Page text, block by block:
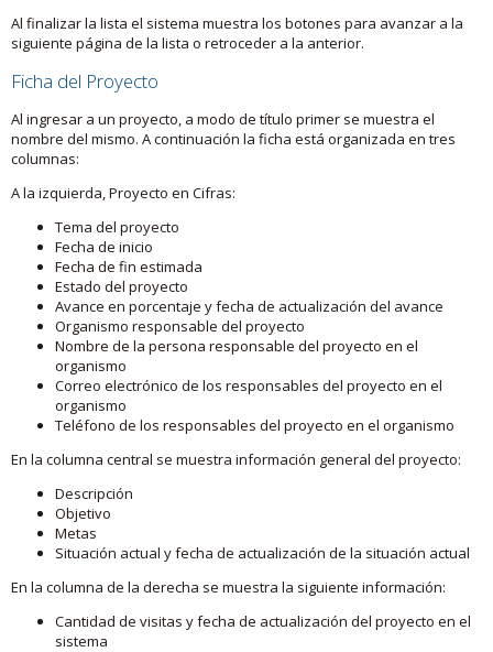
Al finalizar la lista el sistema muestra los botones para avanzar a la
siguiente página de la lista o retroceder a la anterior.
Ficha del Proyecto
Al ingresar a un proyecto, a modo de título primer se muestra el
nombre del mismo. A continuación la ficha está organizada en tres
columnas:
A la izquierda, Proyecto en Cifras:
Tema del proyecto
Fecha de inicio
Fecha de fin estimada
Estado del proyecto
Avance en porcentaje y fecha de actualización del avance
Organismo responsable del proyecto
Nombre de la persona responsable del proyecto en el
organismo
Correo electrónico de los responsables del proyecto en el
organismo
Teléfono de los responsables del proyecto en el organismo
En la columna central se muestra información general del proyecto:
Descripción
Objetivo
Metas
Situación actual y fecha de actualización de la situación actual
En la columna de la derecha se muestra la siguiente información:
Cantidad de visitas y fecha de actualización del proyecto en el
sistema